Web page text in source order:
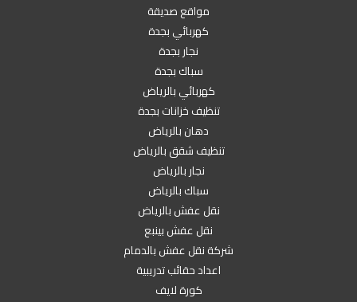
مواقع صديقة
كهربائي بجدة
نجار بجدة
سباك بجدة
كهربائي بالرياض
تنظيف خزانات بجدة
دهان بالرياض
تنظيف شقق بالرياض
نجار بالرياض
سباك بالرياض
نقل عفش بالرياض
نقل عفش بينبع
شركة نقل عفش بالدمام
اعداد حقائب تدريبية
كورة لايف